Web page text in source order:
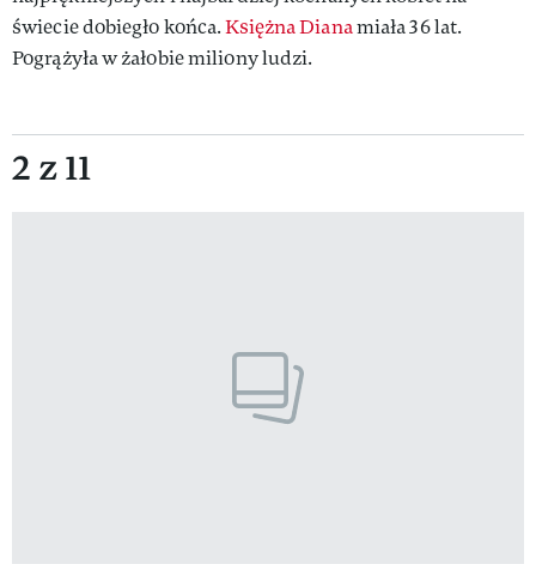
świecie dobiegło końca.Księżna Dianamiała 36 lat.
Pogrążyła w żałobie miliony ludzi.
2 z 11